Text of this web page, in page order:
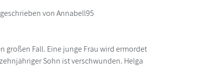
geschrieben von Annabell95
großen Fall. Eine junge Frau wird ermordet
Sohn ist verschwunden. Helga